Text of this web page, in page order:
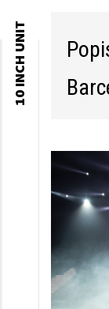
10 INCH UNIT
Skip to